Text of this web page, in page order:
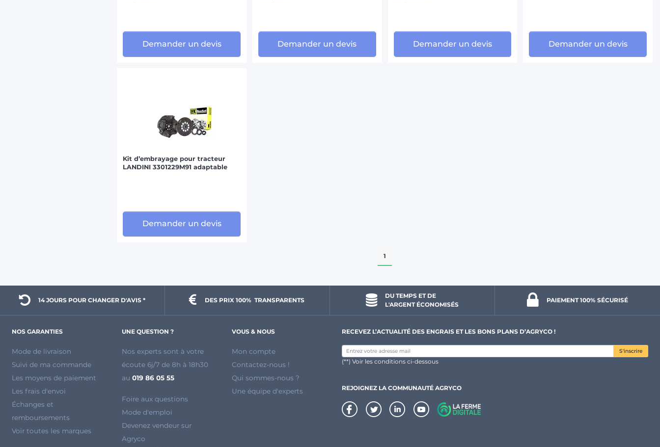
Demander un devis Demander un devis Demander un devis Demander un devis
Kit d’embrayage pour tracteur
LANDINI 3301229M91 adaptable
Demander un devis
1
14 JOURS POUR CHANGER D'AVIS * DES PRIX 100% TRANSPARENTS
DU TEMPS ET DE
L'ARGENT ÉCONOMISÉS
PAIEMENT 100% SÉCURISÉ
NOS GARANTIES
Mode de livraison
Suivi de ma commande
Les moyens de paiement
Les frais d'envoi
Échanges et
remboursements
Voir toutes les marques
UNE QUESTION ?
Nos experts sont à votre
écoute 6j/7 de 8h à 18h30
au 019 86 05 55
Foire aux questions
Mode d'emploi
Devenez vendeur sur
Agryco
VOUS & NOUS
Mon compte
Contactez-nous !
Qui sommes-nous ?
Une équipe d'experts
RECEVEZ L’ACTUALITÉ DES ENGRAIS ET LES BONS PLANS D’AGRYCO !
S'inscrire
(**) Voir les conditions ci-dessous
REJOIGNEZ LA COMMUNAUTÉ AGRYCO